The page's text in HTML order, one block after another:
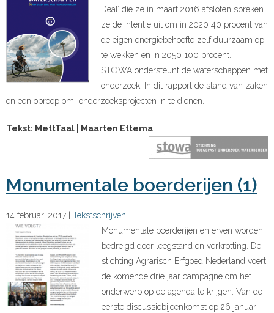
Deal’ die ze in maart 2016 afsloten spreken
ze de intentie uit om in 2020 40 procent van
de eigen energiebehoefte zelf duurzaam op
te wekken en in 2050 100 procent.
STOWA ondersteunt de waterschappen met
onderzoek. In dit rapport de stand van zaken
en een oproep om onderzoeksprojecten in te dienen.
Tekst: MettTaal | Maarten Ettema
Monumentale boerderijen (1)
14 februari 2017
Tekstschrijven
Monumentale boerderijen en erven worden
bedreigd door leegstand en verkrotting. De
stichting Agrarisch Erfgoed Nederland voert
de komende drie jaar campagne om het
onderwerp op de agenda te krijgen. Van de
eerste discussiebijeenkomst op 26 januari –